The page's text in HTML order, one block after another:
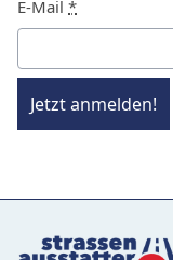
E-Mail *
Jetzt anmelden!